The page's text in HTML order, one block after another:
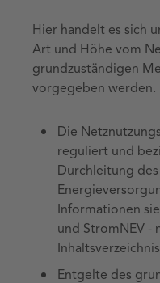
Hier handelt es sich
Art und Höhe vom
grundzuständigen
vorgegeben werden.
Die
reguliert und
Durchleitung
Informationen
und StromNEV -
Inhaltsverzeichnis
Entgelte des